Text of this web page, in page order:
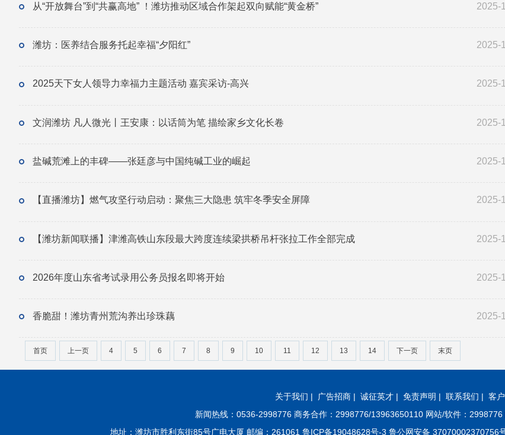
从“开放舞台”到“共赢高地” ！潍坊推动区域合作架起双向赋能“黄金桥” 2025-
潍坊：医养结合服务托起幸福“夕阳红” 2025-
2025天下女人领导力幸福力主题活动 嘉宾采访-高兴 2025-
文润潍坊 凡人微光丨王安康：以话筒为笔 描绘家乡文化长卷 2025-
盐碱荒滩上的丰碑——张廷彦与中国纯碱工业的崛起 2025-
【直播潍坊】燃气攻坚行动启动：聚焦三大隐患 筑牢冬季安全屏障 2025-
【潍坊新闻联播】津潍高铁山东段最大跨度连续梁拱桥吊杆张拉工作全部完成 2025-
2026年度山东省考试录用公务员报名即将开始 2025-
香脆甜！潍坊青州荒沟养出珍珠藕 2025-
首页 上一页 4 5 6 7 8 9 10 11 12 13 14 下一页 末页
关于我们 | 广告招商 | 诚征英才 | 免责声明 | 联系我们 | 客
新闻热线：0536-2998776 商务合作：2998776/13963650110 网站/软件：
地址：潍坊市胜利东街85号广电大厦 邮编：261061 鲁ICP备19048628号-3 鲁公网安备 37070002370756